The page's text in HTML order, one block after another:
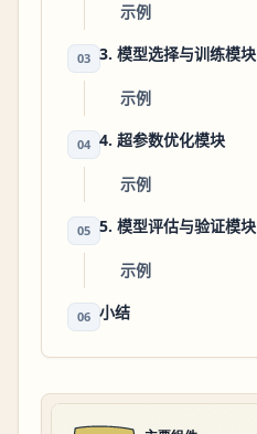
示例
03 3. 模型选择与训练模块
示例
04 4. 超参数优化模块
示例
05 5. 模型评估与验证模块
示例
06 小结